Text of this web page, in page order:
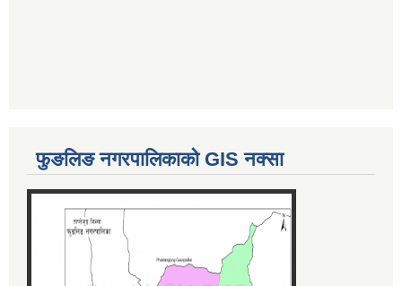
फुङलिङ नगरपालिकाको GIS नक्सा